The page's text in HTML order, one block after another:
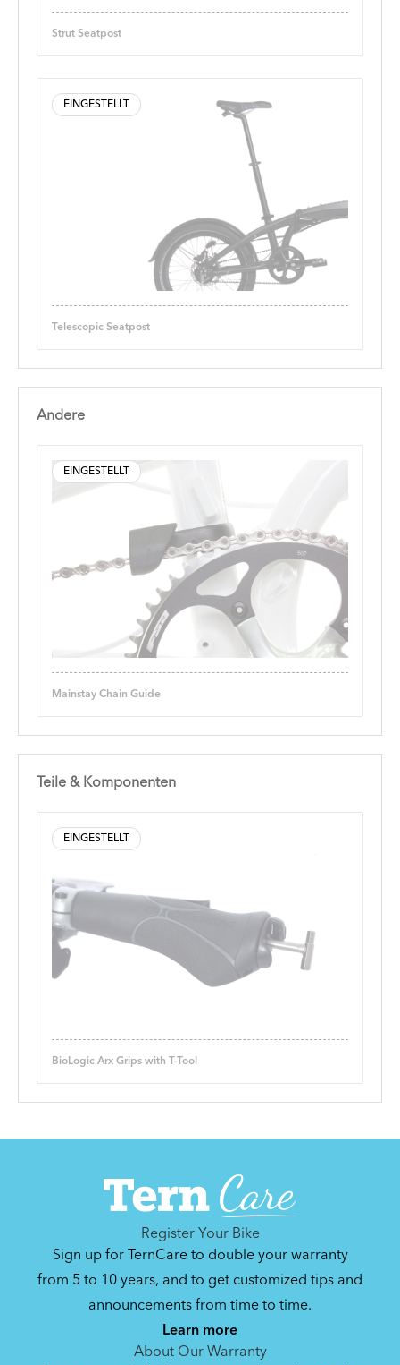
Strut Seatpost
EINGESTELLT
Telescopic Seatpost
Andere
EINGESTELLT
Mainstay Chain Guide
Teile & Komponenten
EINGESTELLT
BioLogic Arx Grips with T-Tool
Register Your Bike
Sign up for TernCare to double your warranty
from 5 to 10 years, and to get customized tips and
announcements from time to time.
Learn more
About Our Warranty